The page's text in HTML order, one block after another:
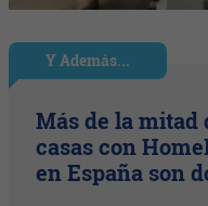
Y Además...
Más de la mitad
casas con
en España son